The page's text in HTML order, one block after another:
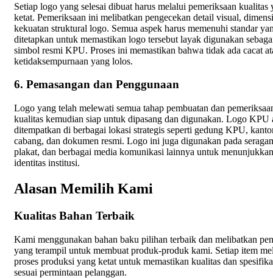
Setiap logo yang selesai dibuat harus melalui pemeriksaan kualitas
ketat. Pemeriksaan ini melibatkan pengecekan detail visual,
kekuatan struktural logo. Semua aspek harus memenuhi standar
ditetapkan untuk memastikan logo tersebut layak digunakan
simbol resmi KPU. Proses ini memastikan bahwa tidak ada cacat
ketidaksempurnaan yang lolos.
6. Pemasangan dan Penggunaan
Logo yang telah melewati semua tahap pembuatan dan
kualitas kemudian siap untuk dipasang dan digunakan. Logo KPU
ditempatkan di berbagai lokasi strategis seperti gedung KPU,
cabang, dan dokumen resmi. Logo ini juga digunakan pada
plakat, dan berbagai media komunikasi lainnya untuk menunjukkan
identitas institusi.
Alasan Memilih Kami
Kualitas Bahan Terbaik
Kami menggunakan bahan baku pilihan terbaik dan melibatkan
yang terampil untuk membuat produk-produk kami. Setiap item
proses produksi yang ketat untuk memastikan kualitas dan
sesuai permintaan pelanggan.